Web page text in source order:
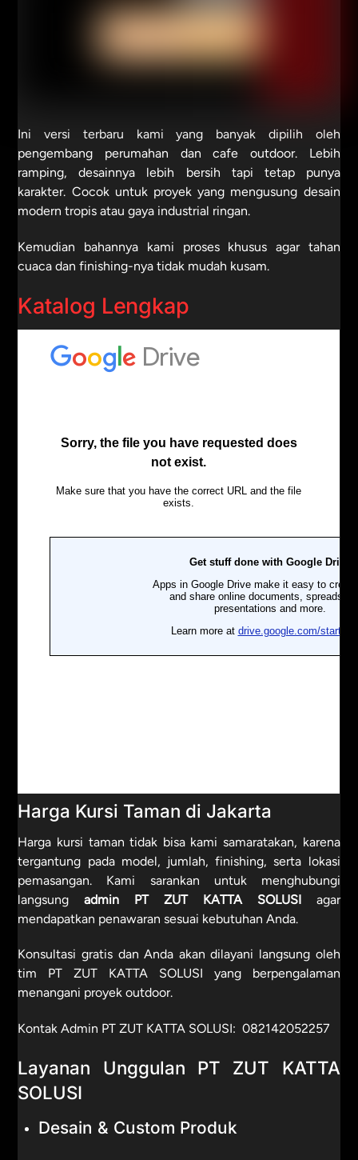
Ini versi terbaru kami yang banyak dipilih oleh
pengembang perumahan dan cafe outdoor. Lebih
ramping, desainnya lebih bersih tapi tetap punya
karakter. Cocok untuk proyek yang mengusung desain
modern tropis atau gaya industrial ringan.
Kemudian bahannya kami proses khusus agar tahan
cuaca dan finishing-nya tidak mudah kusam.
Katalog Lengkap
Harga Kursi Taman di Jakarta
Harga kursi taman tidak bisa kami samaratakan, karena
tergantung pada model, jumlah, finishing, serta lokasi
pemasangan. Kami sarankan untuk menghubungi
langsungadmin PT ZUT KATTA SOLUSIagar
mendapatkan penawaran sesuai kebutuhan Anda.
Konsultasi gratis dan Anda akan dilayani langsung oleh
tim PT ZUT KATTA SOLUSI yang berpengalaman
menangani proyek outdoor.
Kontak Admin PT ZUT KATTA SOLUSI:082142052257
Layanan Unggulan PT ZUT KATTA
SOLUSI
Desain & Custom Produk